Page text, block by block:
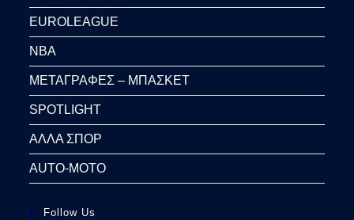
EUROLEAGUE
NBA
ΜΕΤΑΓΡΑΦΕΣ – ΜΠΑΣΚΕΤ
SPOTLIGHT
ΑΛΛΑ ΣΠΟΡ
AUTO-MOTO
Follow Us